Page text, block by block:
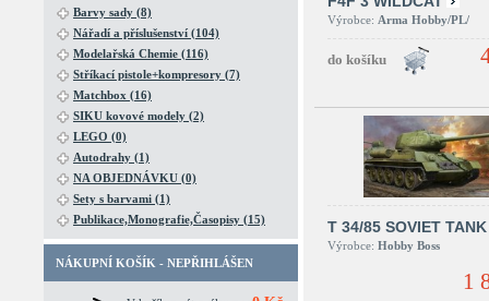
Barvy sady (8)
Nářadí a příslušenství (104)
Modelařská Chemie (116)
Stříkací pistole+kompresory (7)
Matchbox (16)
SIKU kovové modely (2)
LEGO (0)
Autodrahy (1)
NA OBJEDNÁVKU (0)
Sety s barvami (1)
Publikace,Monografie,Časopisy (15)
NÁKUPNÍ KOŠÍK - NEPŘIHLÁŠEN
Výrobce: Arma Hobby/PL/
T 34/85 SOVIET TANK
Výrobce: Hobby Boss
1